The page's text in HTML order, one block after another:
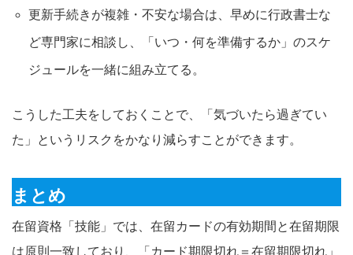
更新手続きが複雑・不安な場合は、早めに行政書士な
ど専門家に相談し、「いつ・何を準備するか」のスケ
ジュールを一緒に組み立てる。
こうした工夫をしておくことで、「気づいたら過ぎてい
た」というリスクをかなり減らすことができます。
まとめ
在留資格「技能」では、在留カードの有効期間と在留期限
は原則一致しており、「カード期限切れ＝在留期限切れ」